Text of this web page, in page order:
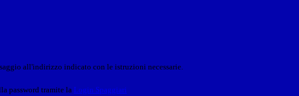
all'indirizzo indicato con le istruzioni necessarie.
password tramite la Login Spaggiari